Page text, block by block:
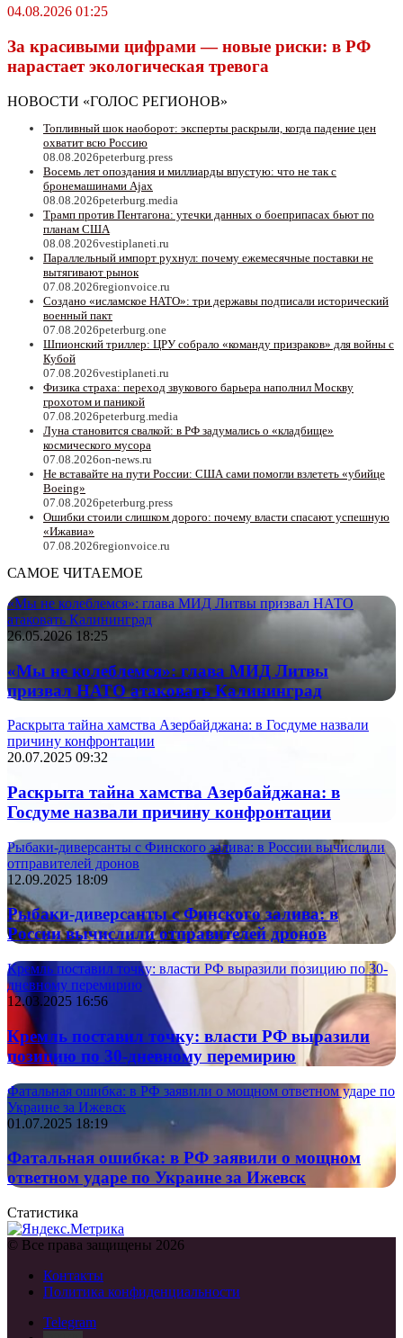
04.08.2026 01:25
За красивыми цифрами — новые риски: в РФ
нарастает экологическая тревога
НОВОСТИ «ГОЛОС РЕГИОНОВ»
Топливный шок наоборот: эксперты раскрыли, когда падение цен
охватит всю Россию
08.08.2026peterburg.press
Восемь лет опоздания и миллиарды впустую: что не так с
бронемашинами Ajax
08.08.2026peterburg.media
Трамп против Пентагона: утечки данных о боеприпасах бьют по
планам США
08.08.2026vestiplaneti.ru
Параллельный импорт рухнул: почему ежемесячные поставки не
вытягивают рынок
07.08.2026regionvoice.ru
Создано «исламское НАТО»: три державы подписали исторический
военный пакт
07.08.2026peterburg.one
Шпионский триллер: ЦРУ собрало «команду призраков» для войны с
Кубой
07.08.2026vestiplaneti.ru
Физика страха: переход звукового барьера наполнил Москву
грохотом и паникой
07.08.2026peterburg.media
Луна становится свалкой: в РФ задумались о «кладбище»
космического мусора
07.08.2026on-news.ru
Не вставайте на пути России: США сами помогли взлететь «убийце
Boeing»
07.08.2026peterburg.press
Ошибки стоили слишком дорого: почему власти спасают успешную
«Ижавиа»
07.08.2026regionvoice.ru
САМОЕ ЧИТАЕМОЕ
«Мы не колеблемся»: глава МИД Литвы призвал НАТО
атаковать Калининград
26.05.2026 18:25
«Мы не колеблемся»: глава МИД Литвы
призвал НАТО атаковать Калининград
Раскрыта тайна хамства Азербайджана: в Госдуме назвали
причину конфронтации
20.07.2025 09:32
Раскрыта тайна хамства Азербайджана: в
Госдуме назвали причину конфронтации
Рыбаки-диверсанты с Финского залива: в России вычислили
отправителей дронов
12.09.2025 18:09
Рыбаки-диверсанты с Финского залива: в
России вычислили отправителей дронов
Кремль поставил точку: власти РФ выразили позицию по 30-
дневному перемирию
12.03.2025 16:56
Кремль поставил точку: власти РФ выразили
позицию по 30-дневному перемирию
Фатальная ошибка: в РФ заявили о мощном ответном ударе по
Украине за Ижевск
01.07.2025 18:19
Фатальная ошибка: в РФ заявили о мощном
ответном ударе по Украине за Ижевск
Статистика
© Все права защищены 2026
Контакты
Политика конфиденциальности
Telegram